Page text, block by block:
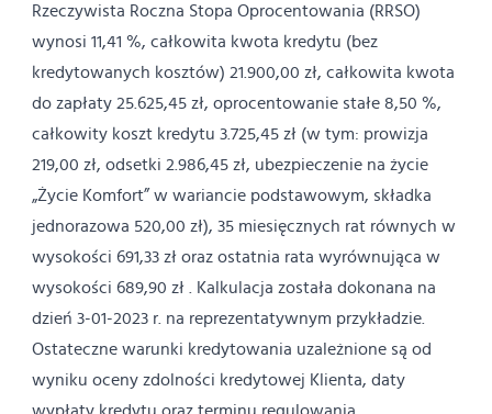
Rzeczywista Roczna Stopa Oprocentowania (RRSO)
wynosi 11,41 %, całkowita kwota kredytu (bez
kredytowanych kosztów) 21.900,00 zł, całkowita kwota
do zapłaty 25.625,45 zł, oprocentowanie stałe 8,50 %,
całkowity koszt kredytu 3.725,45 zł (w tym: prowizja
219,00 zł, odsetki 2.986,45 zł, ubezpieczenie na życie
„Życie Komfort” w wariancie podstawowym, składka
jednorazowa 520,00 zł), 35 miesięcznych rat równych w
wysokości 691,33 zł oraz ostatnia rata wyrównująca w
wysokości 689,90 zł . Kalkulacja została dokonana na
dzień 3-01-2023 r. na reprezentatywnym przykładzie.
Ostateczne warunki kredytowania uzależnione są od
wyniku oceny zdolności kredytowej Klienta, daty
wypłaty kredytu oraz terminu regulowania